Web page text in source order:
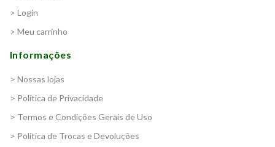
> Login
> Meu carrinho
Informações
> Nossas lojas
> Política de Privacidade
> Termos e Condições Gerais de Uso
> Política de Trocas e Devoluções